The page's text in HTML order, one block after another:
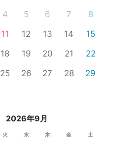
4 5 6 7
8
11 12 13 14
15
18 19 20 21
22
25 26 27 28
29
2026年9月
火 水 木 金 土